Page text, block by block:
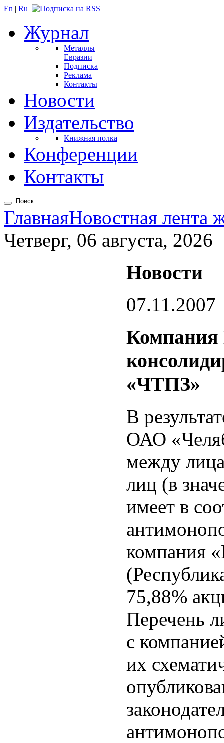
En | Ru
Журнал
Металлы
Евразии
Подписка
Реклама
Контакты
Новости
Издательство
Книжная полка
Конференции
Контакты
ГлавнаяНовостная лента
Четверг, 06 августа, 2026
Новости
07.11.2007
«ЧТПЗ»
В
ОАО
между
лиц (в
имеет в
компания
75,88%
Перечень
с
их